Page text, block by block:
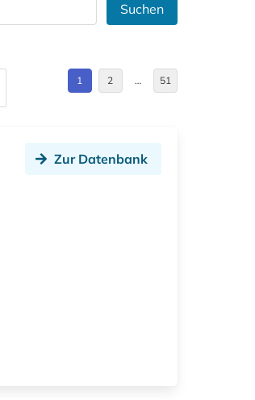
Suchen
1 2 … 51
Zur Datenbank